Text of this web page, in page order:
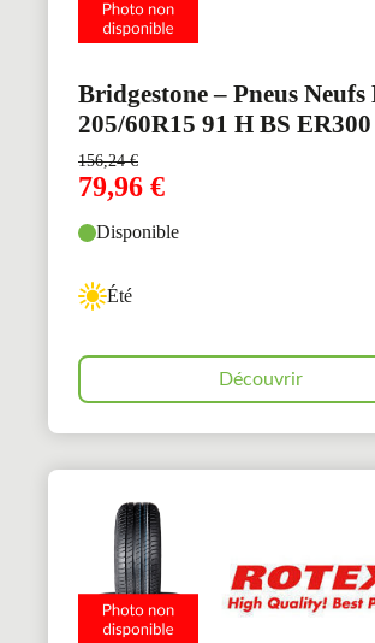
Bridgestone – Pneus Neufs
205/60R15 91 H BS ER300
156,24€
79,96 €
Disponible
Été
Découvrir